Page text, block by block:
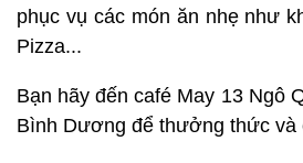
phục vụ các món ăn nhẹ như
Pizza...
Bạn hãy đến café May 13 Ngô
Bình Dương để thưởng thức và